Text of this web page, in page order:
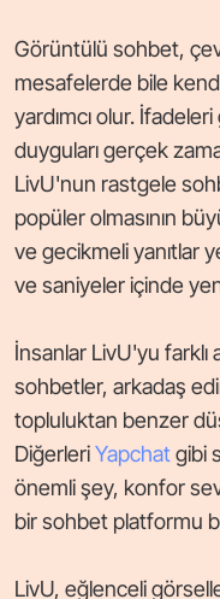
Görüntülü sohbet,
mesafelerde bile
yardımcı olur.
duyguları gerçek
LivU'nun rastgele
popüler olmasının
ve gecikmeli yanıtlar
ve saniyeler içinde
İnsanlar LivU'yu farklı
sohbetler, arkadaş
topluluktan benzer
DiğerleriYapchatgibi
önemli şey, konfor
bir sohbet platformu
LivU, eğlenceli